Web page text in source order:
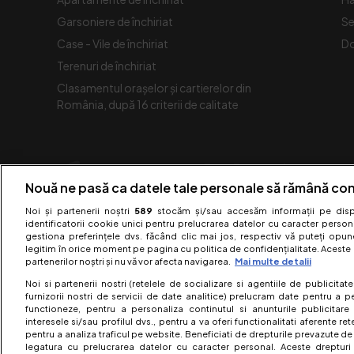
Garsoniere de închiriat
Case - Vile de închiriat
Terenuri de închiriat
Clasamentul orașelor și cartierelor din
România, după 16 criterii de calitate
Nouă ne pasă ca datele tale personale să rămână
Noi și partenerii noștri 589 stocăm și/sau accesăm informații pe
identificatorii cookie unici pentru prelucrarea datelor cu caracter
gestiona preferințele dvs. făcând clic mai jos, respectiv vă puteți
legitim în orice moment pe pagina cu politica de confidențialitate. Aceste
partenerilor noștri și nu vă vor afecta navigarea.
Mai multe detalii
Noi si partenerii nostri (retelele de socializare si agentiile de
furnizorii nostri de servicii de date analitice) prelucram date pentru a
functioneze, pentru a personaliza continutul si anunturile
interesele si/sau profilul dvs., pentru a va oferi functionalitati aferente
pentru a analiza traficul pe website. Beneficiati de drepturile prevazute de
legatura cu prelucrarea datelor cu caracter personal. Aceste